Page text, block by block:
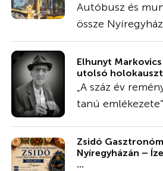
Autóbusz és
össze
Elhunyt
utolsó
„A száz év
tanú
Zsidó
Nyíregyházán –
...